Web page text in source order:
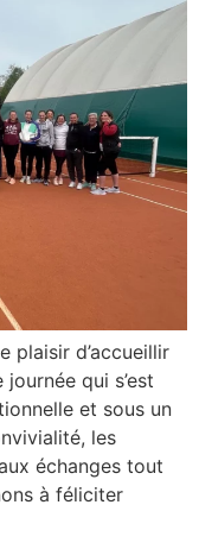
plaisir d’accueillir
qui s’est
et sous un
les
échanges tout
à féliciter